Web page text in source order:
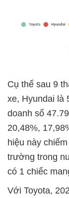
Cụ thể sau 9
xe, Hyundai là
doanh số
20,48%,
hiệu này
trường trong
có 1 chiếc
Với Toyota,